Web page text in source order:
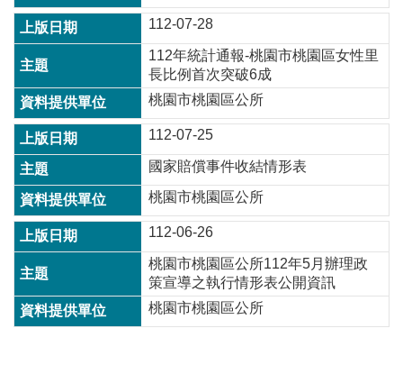
112-07-28
112年統計通報-桃園市桃園區女性里
長比例首次突破6成
桃園市桃園區公所
112-07-25
國家賠償事件收結情形表
桃園市桃園區公所
112-06-26
桃園市桃園區公所112年5月辦理政
策宣導之執行情形表公開資訊
桃園市桃園區公所